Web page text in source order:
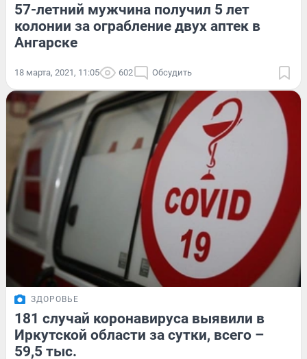
57-летний мужчина получил 5 лет
колонии за ограбление двух аптек в
Ангарске
18 марта, 2021, 11:05 602 Обсудить
ЗДОРОВЬЕ
181 случай коронавируса выявили в
Иркутской области за сутки, всего –
59,5 тыс.